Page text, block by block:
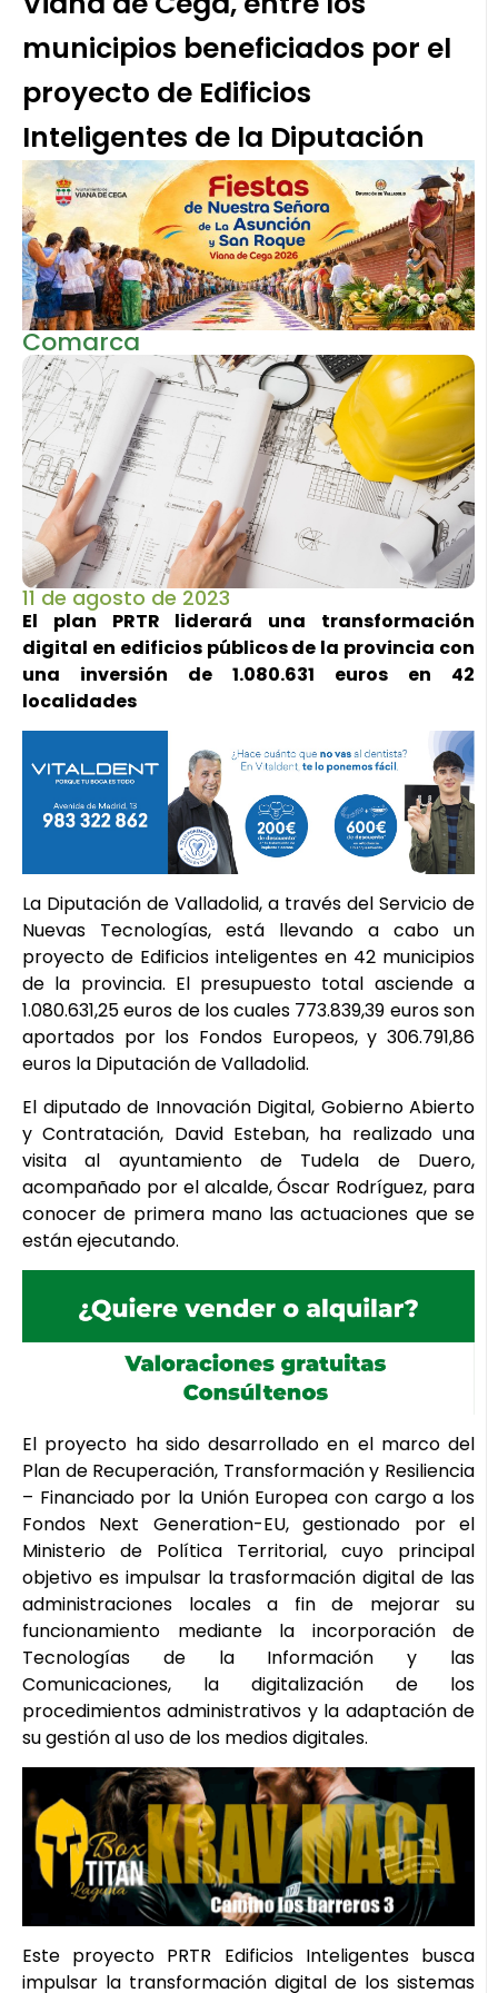
municipios beneficiados por el
proyecto de Edificios
Inteligentes de la Diputación
Comarca
11 de agosto de 2023
El plan PRTR liderará una transformación
digital en edificios públicos de la provincia con
una inversión de 1.080.631 euros en 42
localidades
La Diputación de Valladolid, a través del Servicio de
Nuevas Tecnologías, está llevando a cabo un
proyecto de Edificios inteligentes en 42 municipios
de la provincia. El presupuesto total asciende a
1.080.631,25 euros de los cuales 773.839,39 euros son
aportados por los Fondos Europeos, y 306.791,86
euros la Diputación de Valladolid.
El diputado de Innovación Digital, Gobierno Abierto
y Contratación, David Esteban, ha realizado una
visita al ayuntamiento de Tudela de Duero,
acompañado por el alcalde, Óscar Rodríguez, para
conocer de primera mano las actuaciones que se
están ejecutando.
El proyecto ha sido desarrollado en el marco del
Plan de Recuperación, Transformación y Resiliencia
– Financiado por la Unión Europea con cargo a los
Fondos Next Generation-EU, gestionado por el
Ministerio de Política Territorial, cuyo principal
objetivo es impulsar la trasformación digital de las
administraciones locales a fin de mejorar su
funcionamiento mediante la incorporación de
Tecnologías de la Información y las
Comunicaciones, la digitalización de los
procedimientos administrativos y la adaptación de
su gestión al uso de los medios digitales.
Este proyecto PRTR Edificios Inteligentes busca
impulsar la transformación digital de los sistemas